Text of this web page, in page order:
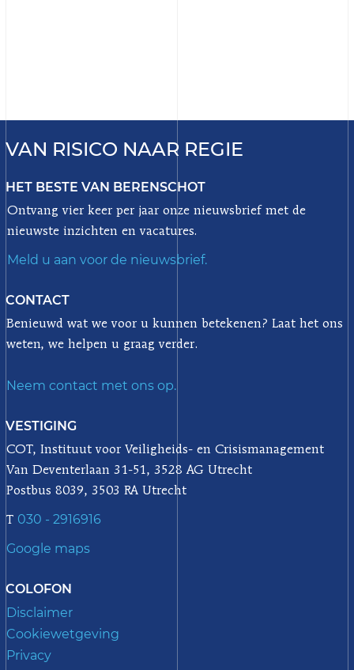
VAN RISICO NAAR REGIE
HET BESTE VAN BERENSCHOT
Ontvang vier keer per jaar onze nieuwsbrief met de
nieuwste inzichten en vacatures.
Meld u aan voor de nieuwsbrief.
CONTACT
Benieuwd wat we voor u kunnen betekenen? Laat het ons
weten, we helpen u graag verder.
Neem contact met ons op.
VESTIGING
COT, Instituut voor Veiligheids- en Crisismanagement
Van Deventerlaan 31-51, 3528 AG Utrecht
Postbus 8039, 3503 RA Utrecht
T 030 - 2916916
Google maps
COLOFON
Disclaimer
Cookiewetgeving
Privacy